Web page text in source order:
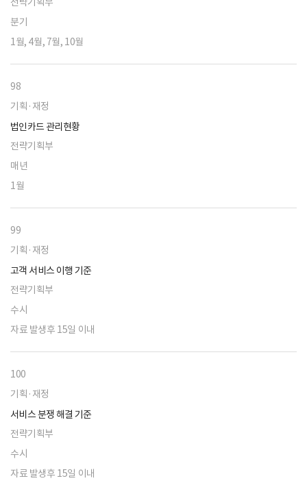
분기
1월, 4월, 7월, 10월
98
기획·재정
법인카드 관리현황
전략기획부
매년
1월
99
기획·재정
고객 서비스 이행 기준
전략기획부
수시
자료 발생후 15일 이내
100
기획·재정
서비스 분쟁 해결 기준
전략기획부
수시
자료 발생후 15일 이내